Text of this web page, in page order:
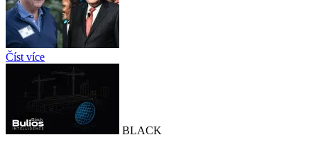
Číst více
BLACK